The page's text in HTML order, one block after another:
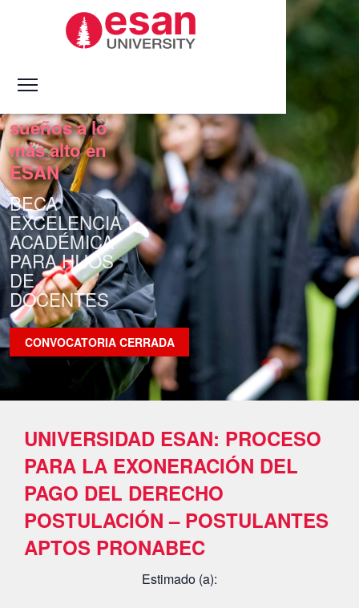
sueños a lo
más alto en
ESAN
BECA
EXCELENCIA
ACADÉMICA
PARA HIJOS
DE
DOCENTES
CONVOCATORIA CERRADA
UNIVERSIDAD ESAN: PROCESO
PARA LA EXONERACIÓN DEL
PAGO DEL DERECHO
POSTULACIÓN – POSTULANTES
APTOS PRONABEC
Estimado (a):